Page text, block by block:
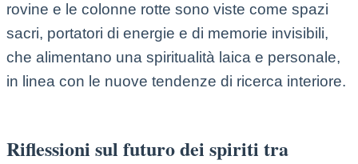
rovine e le colonne rotte sono viste come spazi
sacri, portatori di energie e di memorie invisibili,
che alimentano una spiritualità laica e personale,
in linea con le nuove tendenze di ricerca interiore.
Riflessioni sul futuro dei spiriti tra